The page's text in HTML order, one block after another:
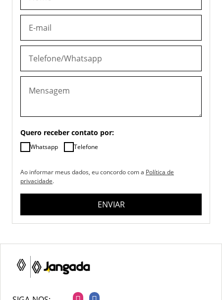
Quero receber contato por:
Whatsapp Telefone
Ao informar meus dados, eu concordo com a Política de
privacidade.
ENVIAR